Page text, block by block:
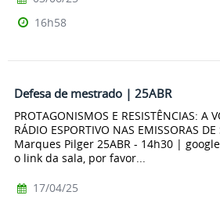
16h58
Defesa de mestrado | 25ABR
PROTAGONISMOS E RESISTÊNCIAS: A
RÁDIO ESPORTIVO NAS EMISSORAS
Marques Pilger 25ABR - 14h30 |
o link da sala, por favor...
17/04/25